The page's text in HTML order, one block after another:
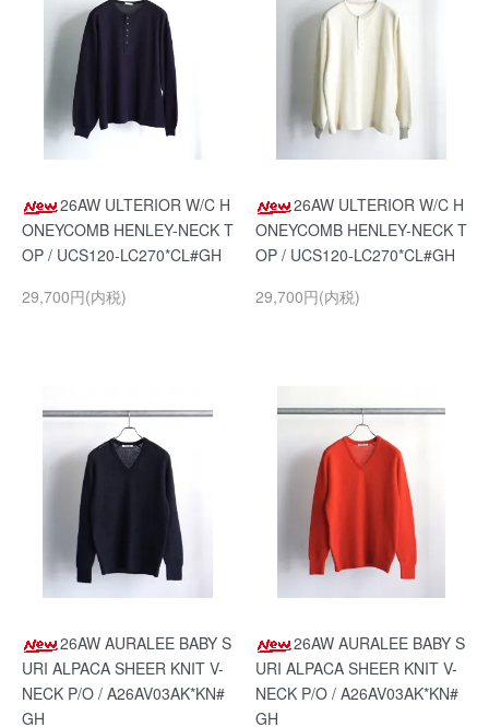
26AW ULTERIOR W/C H
ONEYCOMB HENLEY-NECK T
OP / UCS120-LC270*CL#GH
29,700円(内税)
26AW ULTERIOR W/C H
ONEYCOMB HENLEY-NECK T
OP / UCS120-LC270*CL#GH
29,700円(内税)
26AW AURALEE BABY S
URI ALPACA SHEER KNIT V-
NECK P/O / A26AV03AK*KN#
GH
26AW AURALEE BABY S
URI ALPACA SHEER KNIT V-
NECK P/O / A26AV03AK*KN#
GH